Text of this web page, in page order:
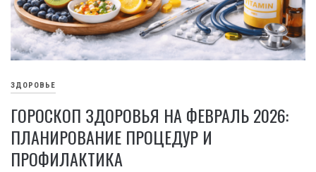
ЗДОРОВЬЕ
ГОРОСКОП ЗДОРОВЬЯ НА ФЕВРАЛЬ 2026:
ПЛАНИРОВАНИЕ ПРОЦЕДУР И
ПРОФИЛАКТИКА